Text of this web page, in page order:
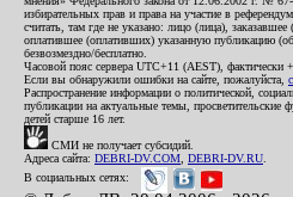
избирательных прав и права на участие в
считать, там где не указано: лицо (лица),
оплатившее (оплативших) указанную публикацию
безвозмездно/бесплатно.
Часовой пояс сервера UTC+11 (AEST), фактически
Если вы обнаружили ошибки на сайте, пожалуйста,
Распространение информации о политической,
публикации на актуальные темы,
детей старше 16 лет.
СМИ не получает субсидий.
Адреса сайта: DEBRI-DV.COM DEBRI-DV.RU
В социальных сетях: